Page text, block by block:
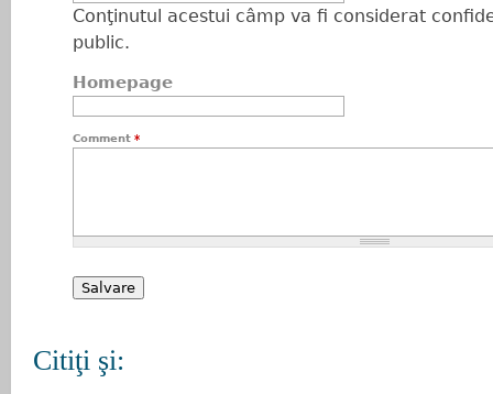
Conţinutul acestui câmp va fi considerat
public.
Homepage
Comment *
Citiţi şi: